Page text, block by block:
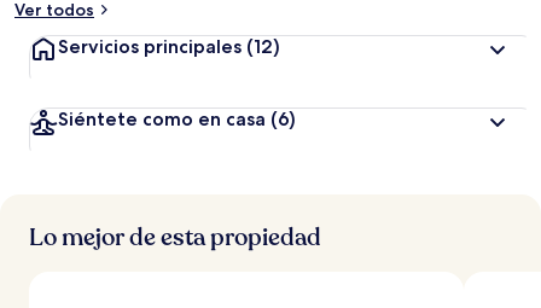
Ver todos
Servicios principales (12)
Siéntete como en casa (6)
Lo mejor de esta propiedad